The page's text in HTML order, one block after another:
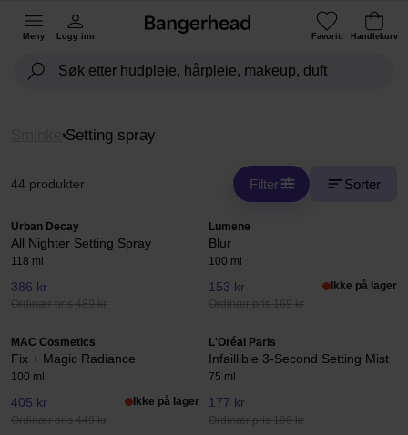
Meny Logg inn Favoritt Handlekurv
Setting spray
44 produkter Filter Sorter
Urban Decay
All Nighter Setting Spray
118 ml
386 kr
Ordinær pris 489 kr
Lumene
Blur
100 ml
153 kr
Ordinær pris 169 kr
Ikke på lager
MAC Cosmetics
Fix + Magic Radiance
100 ml
405 kr
Ordinær pris 449 kr
Ikke på lager
L'Oréal Paris
Infaillible 3-Second Setting Mist
75 ml
177 kr
Ordinær pris 196 kr